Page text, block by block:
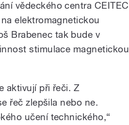
vědeckého centra CEITEC
elektromagnetickou
Brabenec tak bude v
stimulace magnetickou
aktivují při řeči. Z
řeč zlepšila nebo ne.
učení technického,“